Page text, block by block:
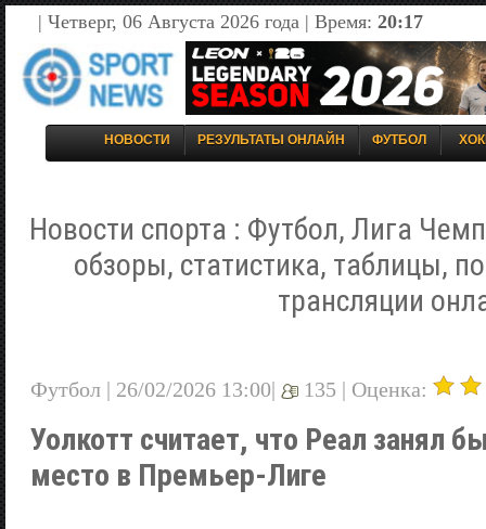
| Четверг, 06 Августа 2026 года | Время: 20:17
НОВОСТИ РЕЗУЛЬТАТЫ ОНЛАЙН ФУТБОЛ
Новости спорта : Футбол, Лига
обзоры, статистика, таблицы,
трансляции
Футбол | 26/02/2026 13:00| 135 | Оценка:
Уолкотт считает, что Реал занял
место в Премьер-Лиге